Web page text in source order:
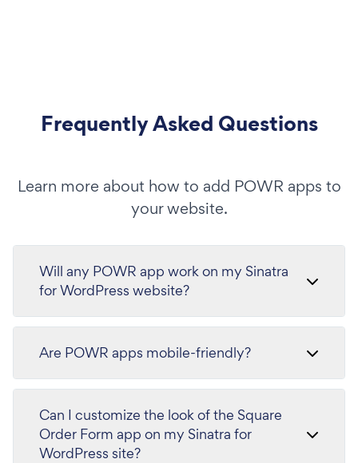
Frequently Asked Questions
Learn more about how to add POWR apps to
your website.
Will any POWR app work on my Sinatra
for WordPress website?
Are POWR apps mobile-friendly?
Can I customize the look of the Square
Order Form app on my Sinatra for
WordPress site?